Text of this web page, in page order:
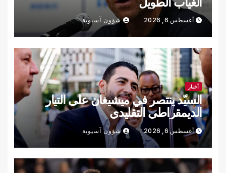
أغسطس 6, 2026 شؤون آسيوية
أخبار
السيّد ينتصر في ميشيغان على التيار
الديمقراطي التقليدي
أغسطس 6, 2026 شؤون آسيوية